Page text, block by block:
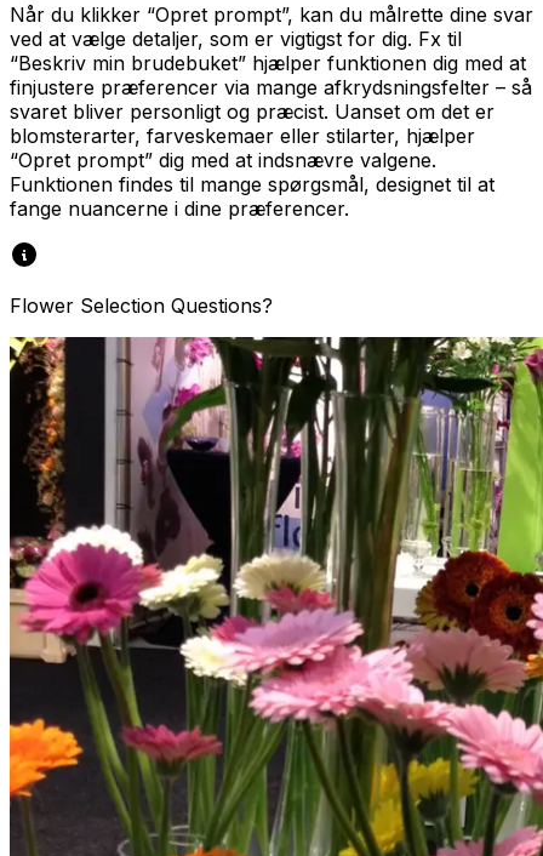
Når du klikker “Opret prompt”, kan du målrette dine svar
ved at vælge detaljer, som er vigtigst for dig. Fx til
“Beskriv min brudebuket” hjælper funktionen dig med at
finjustere præferencer via mange afkrydsningsfelter – så
svaret bliver personligt og præcist. Uanset om det er
blomsterarter, farveskemaer eller stilarter, hjælper
“Opret prompt” dig med at indsnævre valgene.
Funktionen findes til mange spørgsmål, designet til at
fange nuancerne i dine præferencer.
Flower Selection Questions?